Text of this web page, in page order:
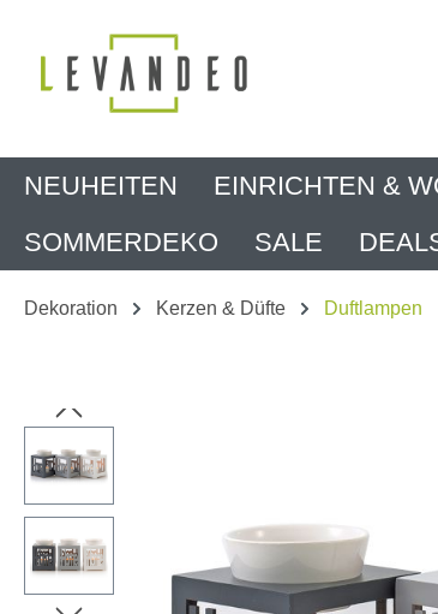
NEUHEITEN EINRICHTEN &
SOMMERDEKO
SALE
Dekoration Kerzen & Düfte Duftlampen
Bildergalerie überspringen